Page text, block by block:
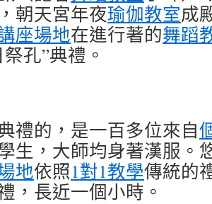
朝天宮年夜瑜伽教室成
座場地在進行著的舞蹈
孔”典禮。
禮的，是一百多位來自
生，大師均身著漢服。
地依照1對1教學傳統的
，長近一個小時。